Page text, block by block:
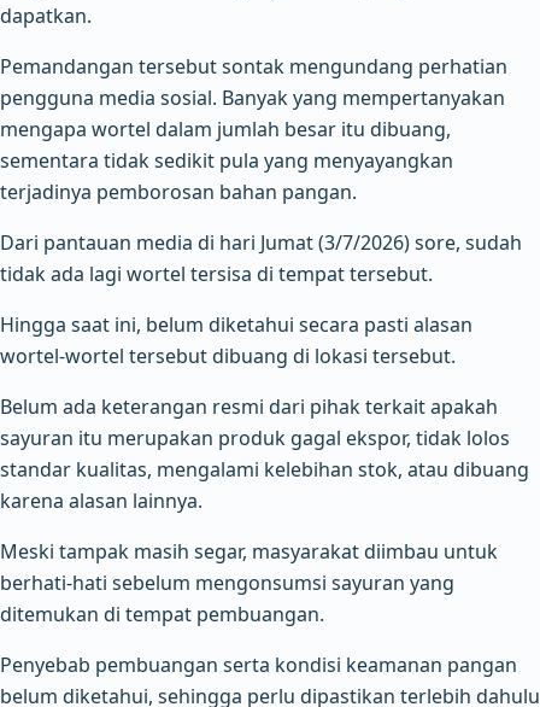
dapatkan.
Pemandangan tersebut sontak mengundang perhatian
pengguna media sosial. Banyak yang mempertanyakan
mengapa wortel dalam jumlah besar itu dibuang,
sementara tidak sedikit pula yang menyayangkan
terjadinya pemborosan bahan pangan.
Dari pantauan media di hari Jumat (3/7/2026) sore, sudah
tidak ada lagi wortel tersisa di tempat tersebut.
Hingga saat ini, belum diketahui secara pasti alasan
wortel-wortel tersebut dibuang di lokasi tersebut.
Belum ada keterangan resmi dari pihak terkait apakah
sayuran itu merupakan produk gagal ekspor, tidak lolos
standar kualitas, mengalami kelebihan stok, atau dibuang
karena alasan lainnya.
Meski tampak masih segar, masyarakat diimbau untuk
berhati-hati sebelum mengonsumsi sayuran yang
ditemukan di tempat pembuangan.
Penyebab pembuangan serta kondisi keamanan pangan
belum diketahui, sehingga perlu dipastikan terlebih dahulu